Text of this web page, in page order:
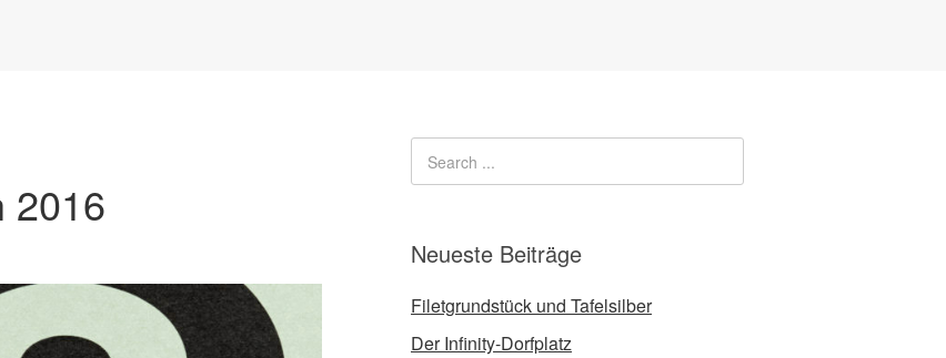
2016
Neueste Beiträge
Filetgrundstück und Tafelsilber
Der Infinity-Dorfplatz